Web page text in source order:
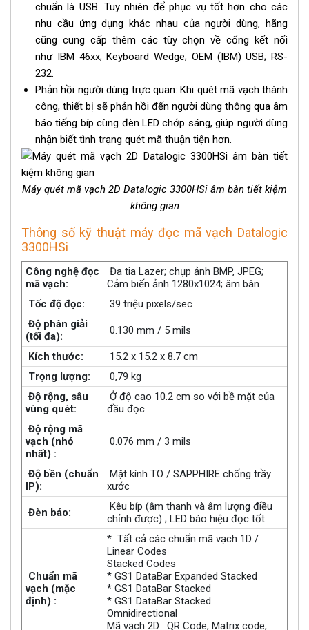
chuẩn là USB. Tuy nhiên để phục vụ tốt hơn cho các
nhu cầu ứng dụng khác nhau của người dùng, hãng
cũng cung cấp thêm các tùy chọn về cổng kết nối
như IBM 46xx; Keyboard Wedge; OEM (IBM) USB; RS-
232.
Phản hồi người dùng trực quan: Khi quét mã vạch thành
công, thiết bị sẽ phản hồi đến người dùng thông qua âm
báo tiếng bíp cùng đèn LED chớp sáng, giúp người dùng
nhận biết tình trạng quét mã thuận tiện hơn.
Máy quét mã vạch 2D Datalogic 3300HSi âm bàn tiết kiệm
không gian
Thông số kỹ thuật máy đọc mã vạch Datalogic
3300HSi
Công nghệ đọc
mã vạch:
Đa tia Lazer; chụp ảnh BMP, JPEG;
Cảm biến ảnh 1280x1024; âm bàn
Tốc độ đọc:
39 triệu pixels/sec
Độ phân giải
(tối đa):
0.130 mm / 5 mils
Kích thước:
15.2 x 15.2 x 8.7 cm
Trọng lượng:
0,79 kg
Độ rộng, sâu
vùng quét:
Ở độ cao 10.2 cm so với bề mặt của
đầu đọc
Độ rộng mã
vạch (nhỏ
nhất) :
0.076 mm / 3 mils
Độ bền (chuẩn
IP):
Mặt kính TO / SAPPHIRE chống trầy
xước
Đèn báo:
Kêu bíp (âm thanh và âm lượng điều
chỉnh được) ; LED báo hiệu đọc tốt.
Chuẩn mã
vạch (mặc
định) :
* Tất cả các chuẩn mã vạch 1D /
Linear Codes
Stacked Codes
* GS1 DataBar Expanded Stacked
* GS1 DataBar Stacked
* GS1 DataBar Stacked
Omnidirectional
Mã vạch 2D : QR Code, Matrix code,